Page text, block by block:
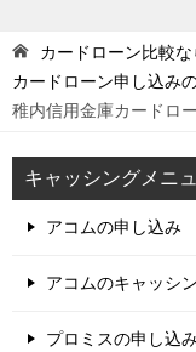
カードローン比較
カードローン申し込み
稚内信用金庫カードロ
キャッシングメニ
アコムの申し込み
アコムのキャッシ
プロミスの申し込